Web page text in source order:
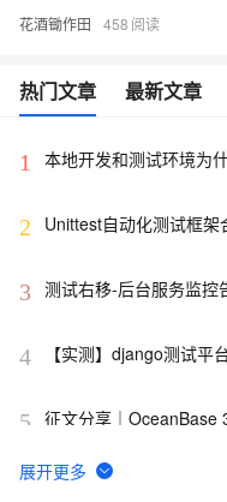
花酒锄作田 458
热门文章 最新文章
1
本地开发和测试环境为
2
Unittest自动化测试框
3 测试右移-后台服务监控
4
【实测】django测试平
5 征文分享｜OceanBase
6
Matlab+Qt开发笔记（